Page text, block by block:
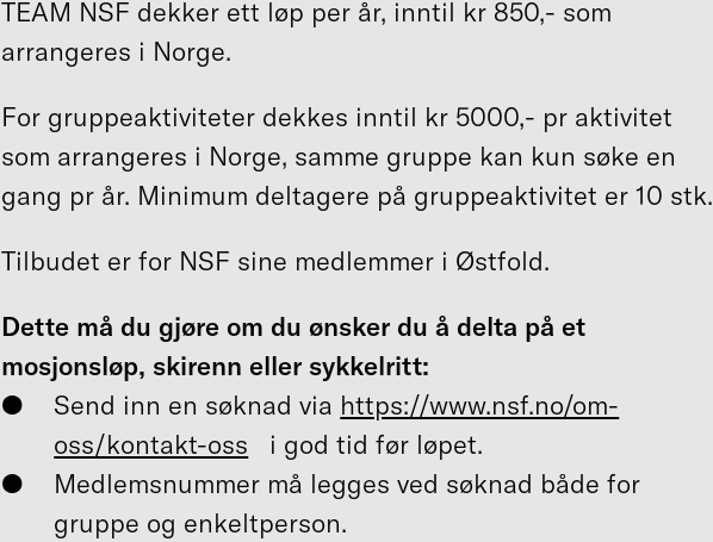
TEAM NSF dekker ett løp per år, inntil kr 850,- som
arrangeres i Norge.
For gruppeaktiviteter dekkes inntil kr 5000,- pr aktivitet
som arrangeres i Norge, samme gruppe kan kun søke en
gang pr år. Minimum deltagere på gruppeaktivitet er 10 stk.
Tilbudet er for NSF sine medlemmer i Østfold.
Dette må du gjøre om duønsker du å delta på et
mosjonsløp, skirenn eller sykkelritt:
Send inn en søknad via https://www.nsf.no/om-
oss/kontakt-oss i god tid før løpet.
Medlemsnummer må legges ved søknad både for
gruppe og enkeltperson.